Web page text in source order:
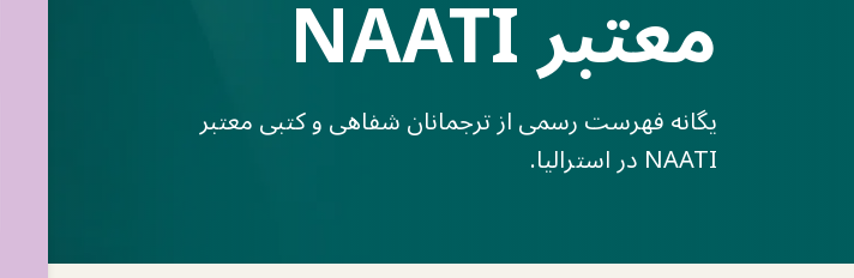
معتبر NAATI
یگانه فهرست رسمی از ترجمانان شفاهی و کتبی معتبر
NAATI در استرالیا.